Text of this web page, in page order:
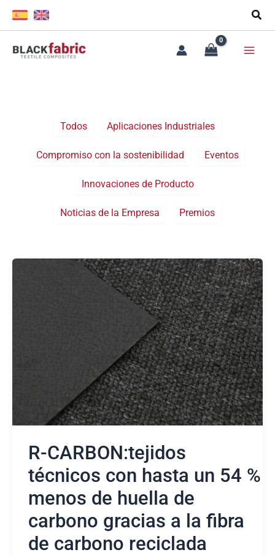
contenido
Filter
posts
by
Todos Aplicaciones Industriales
Compromiso con la sostenibilidad Eventos
Innovaciones de Producto
Noticias de la Empresa Premios
R-CARBON:tejidos
técnicos con hasta un 54 %
menos de huella de
carbono gracias a la fibra
de carbono reciclada
CARBON:tejidos
huella
carbono
a
la
fibra
de
carbono
reciclada